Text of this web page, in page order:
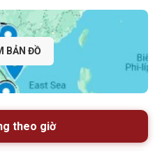
BẢN ĐỒ
theo giờ